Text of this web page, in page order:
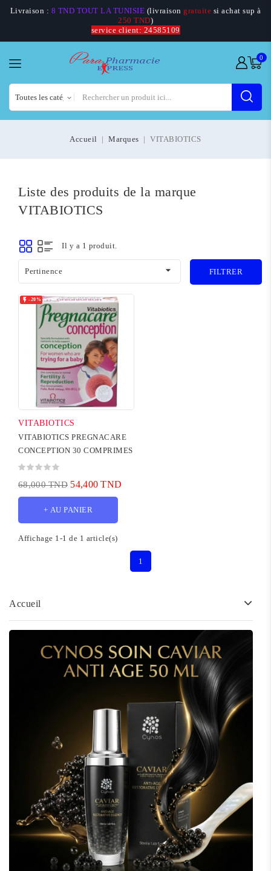
Livraison : 8 TND TOUT LA TUNISIE (livraison gratuite si achat sup à
250 TND)
service client: 24585109
0
Accueil Marques VITABIOTICS
Liste des produits de la marque
VITABIOTICS
Il y a 1 produit.
Pertinence  FILTRER
 -20%
VITABIOTICS
VITABIOTICS PREGNACARE
CONCEPTION 30 COMPRIMES
68,000 TND 54,400 TND
+ AU PANIER
Affichage 1-1 de 1 article(s)
1
Accueil